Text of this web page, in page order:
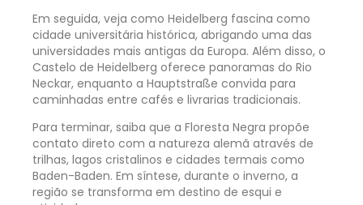
Em seguida, veja como Heidelberg fascina como
cidade universitária histórica, abrigando uma das
universidades mais antigas da Europa. Além disso, o
Castelo de Heidelberg oferece panoramas do Rio
Neckar, enquanto a Hauptstraße convida para
caminhadas entre cafés e livrarias tradicionais.
Para terminar, saiba que a Floresta Negra propõe
contato direto com a natureza alemã através de
trilhas, lagos cristalinos e cidades termais como
Baden-Baden. Em síntese, durante o inverno, a
região se transforma em destino de esqui e